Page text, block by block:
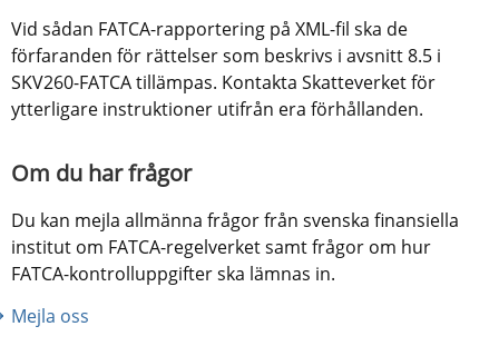
Vid sådan FATCA-rapportering på XML-fil ska de
förfaranden för rättelser som beskrivs i avsnitt 8.5 i
SKV260-FATCA tillämpas. Kontakta Skatteverket för
ytterligare instruktioner utifrån era förhållanden.
Om du har frågor
Du kan mejla allmänna frågor från svenska finansiella
institut om FATCA-regelverket samt frågor om hur
FATCA-kontrolluppgifter ska lämnas in.
Mejla oss